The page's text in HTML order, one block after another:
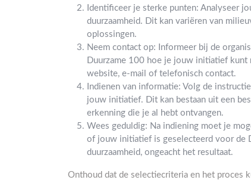
Identificeer je sterke punten: Analyseer
duurzaamheid. Dit kan variëren van
oplossingen.
Neem contact op: Informeer bij de
Duurzame 100 hoe je jouw initiatief
website, e-mail of telefonisch contact.
Indienen van informatie: Volg de
jouw initiatief. Dit kan bestaan uit een
erkenning die je al hebt ontvangen.
Wees geduldig: Na indiening moet je
of jouw initiatief is geselecteerd voor de
duurzaamheid, ongeacht het resultaat.
Onthoud dat de selectiecriteria en het proces